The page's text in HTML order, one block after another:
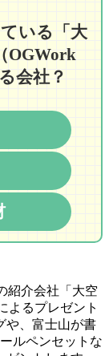
いる「大
OGWork
会社？
紹介会社「大空
よるプレゼント
や、富士山が書
ルペンセットな